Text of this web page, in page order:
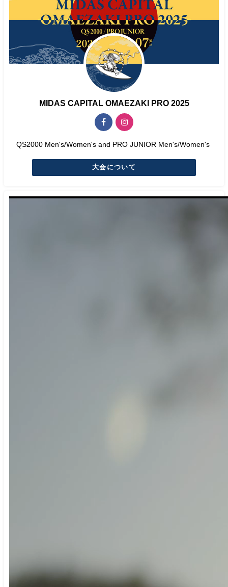
MIDAS CAPITAL OMAEZAKI PRO 2025
QS2000 Men's/Women's and PRO JUNIOR Men's/Women's
大会について